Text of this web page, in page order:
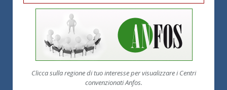
Clicca sulla regione di tuo interesse per visualizzare i Centri
convenzionati Anfos.